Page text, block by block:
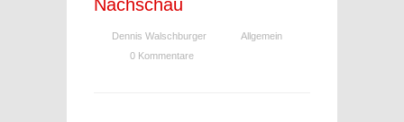
Nachschau
Dennis Walschburger
Allgemein
0 Kommentare